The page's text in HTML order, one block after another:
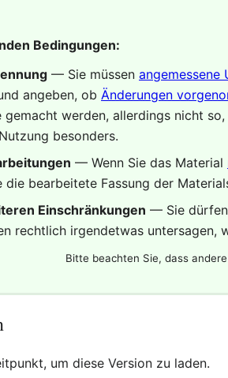
Bedingungen:
— Sie müssenangemessene
angeben, ob Änderungen
gemacht werden, allerdings nicht
besonders.
— Wenn Sie das Material
die bearbeitete Fassung der
Einschränkungen — Sie
rechtlich irgendetwas untersagen,
Bitte beachten Sie, dass
um diese Version zu laden.